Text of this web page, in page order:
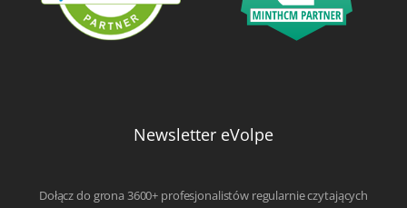
Newsletter eVolpe
Dołącz do grona 3600+ profesjonalistów regularnie czytających